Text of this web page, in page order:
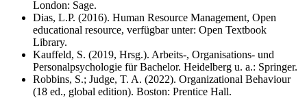
London: Sage.
Dias, L.P. (2016). Human Resource Management, Open
educational resource, verfügbar unter: Open Textbook
Library.
Kauffeld, S. (2019, Hrsg.). Arbeits-, Organisations- und
Personalpsychologie für Bachelor. Heidelberg u. a.: Springer.
Robbins, S.; Judge, T. A. (2022). Organizational Behaviour
(18 ed., global edition). Boston: Prentice Hall.